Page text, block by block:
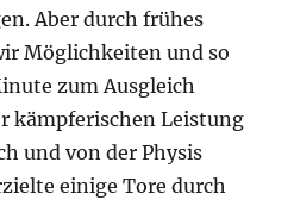
Aber durch frühes
Möglichkeiten und so
zum Ausgleich
kämpferischen Leistung
und von der Physis
einige Tore durch